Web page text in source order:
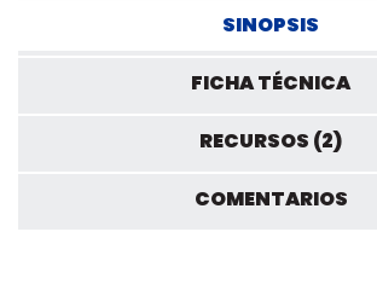
SINOPSIS
FICHA TÉCNICA
RECURSOS (2)
COMENTARIOS